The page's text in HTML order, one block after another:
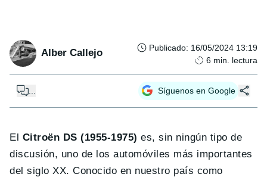
Alber Callejo Publicado: 16/05/2024 13:19
6 min. lectura
Síguenos en Google
El Citroën DS (1955-1975) es, sin ningún tipo de
discusión, uno de los automóviles más importantes
del siglo XX. Conocido en nuestro país como